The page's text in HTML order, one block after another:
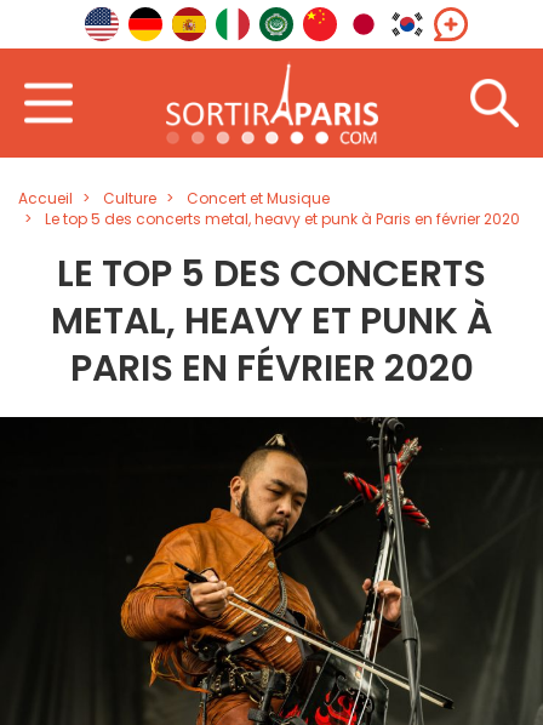
Accueil Culture
Concert et Musique
Le top 5 des concerts metal, heavy et punk à Paris en février 2020
LE TOP 5 DES CONCERTS
METAL, HEAVY ET PUNK À
PARIS EN FÉVRIER 2020